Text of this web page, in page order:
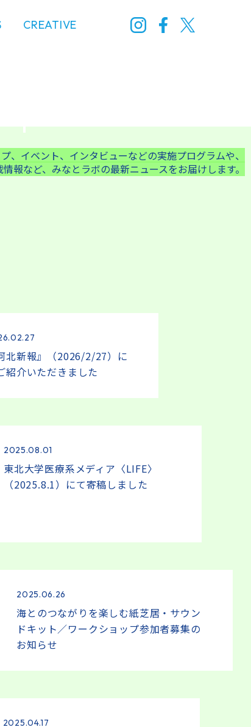
CREATIVE
、イベント、 インタビューなどの実施プログラムや、
報など、 みなとラボの最新ニュースをお届けします。
北新報』（2026/2/27）に
紹介いただきました
2025.08.01
東北大学医療系メディア〈LIFE〉
（2025.8.1）にて寄稿しました
2025.06.26
海とのつながりを楽しむ紙芝居・サウン
ドキット／ワークショップ参加者募集の
お知らせ
2025.04.17